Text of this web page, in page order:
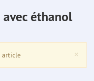
éthanol
×
article